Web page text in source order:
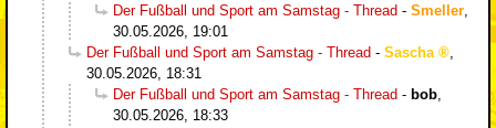
Der Fußball und Sport am Samstag - Thread - Smeller
30.05.2026, 19:01
Der Fußball und Sport am Samstag - Thread - Sascha
30.05.2026, 18:31
Der Fußball und Sport am Samstag - Thread - bob
30.05.2026, 18:33